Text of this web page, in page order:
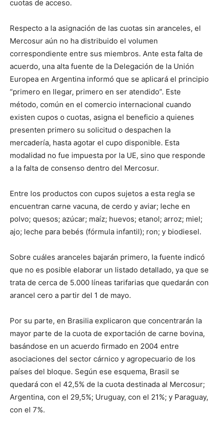
cuotas de acceso.
Respecto a la asignación de las cuotas sin aranceles, el
Mercosur aún no ha distribuido el volumen
correspondiente entre sus miembros. Ante esta falta de
acuerdo, una alta fuente de la Delegación de la Unión
Europea en Argentina informó que se aplicará el principio
“primero en llegar, primero en ser atendido”. Este
método, común en el comercio internacional cuando
existen cupos o cuotas, asigna el beneficio a quienes
presenten primero su solicitud o despachen la
mercadería, hasta agotar el cupo disponible. Esta
modalidad no fue impuesta por la UE, sino que responde
a la falta de consenso dentro del Mercosur.
Entre los productos con cupos sujetos a esta regla se
encuentran carne vacuna, de cerdo y aviar; leche en
polvo; quesos; azúcar; maíz; huevos; etanol; arroz; miel;
ajo; leche para bebés (fórmula infantil); ron; y biodiesel.
Sobre cuáles aranceles bajarán primero, la fuente indicó
que no es posible elaborar un listado detallado, ya que se
trata de cerca de 5.000 líneas tarifarias que quedarán con
arancel cero a partir del 1 de mayo.
Por su parte, en Brasilia explicaron que concentrarán la
mayor parte de la cuota de exportación de carne bovina,
basándose en un acuerdo firmado en 2004 entre
asociaciones del sector cárnico y agropecuario de los
países del bloque. Según ese esquema, Brasil se
quedará con el 42,5% de la cuota destinada al Mercosur;
Argentina, con el 29,5%; Uruguay, con el 21%; y Paraguay,
con el 7%.